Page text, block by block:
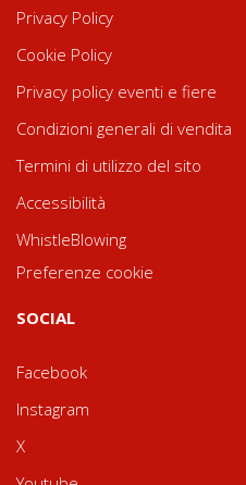
Privacy Policy
Cookie Policy
Privacy policy eventi e fiere
Condizioni generali di vendita
Termini di utilizzo del sito
Accessibilità
WhistleBlowing
Preferenze cookie
SOCIAL
Facebook
Instagram
X